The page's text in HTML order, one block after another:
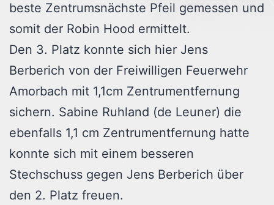
beste Zentrumsnächste Pfeil gemessen und
somit der Robin Hood ermittelt.
Den 3. Platz konnte sich hier Jens
Berberich von der Freiwilligen Feuerwehr
Amorbach mit 1,1cm Zentrumentfernung
sichern. Sabine Ruhland (de Leuner) die
ebenfalls 1,1 cm Zentrumentfernung hatte
konnte sich mit einem besseren
Stechschuss gegen Jens Berberich über
den 2. Platz freuen.